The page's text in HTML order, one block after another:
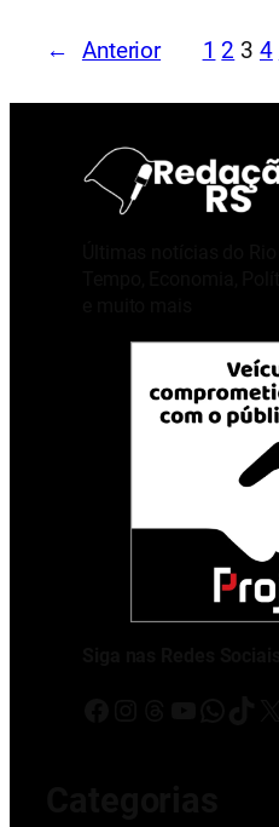
← Anterior 1 2 3 4